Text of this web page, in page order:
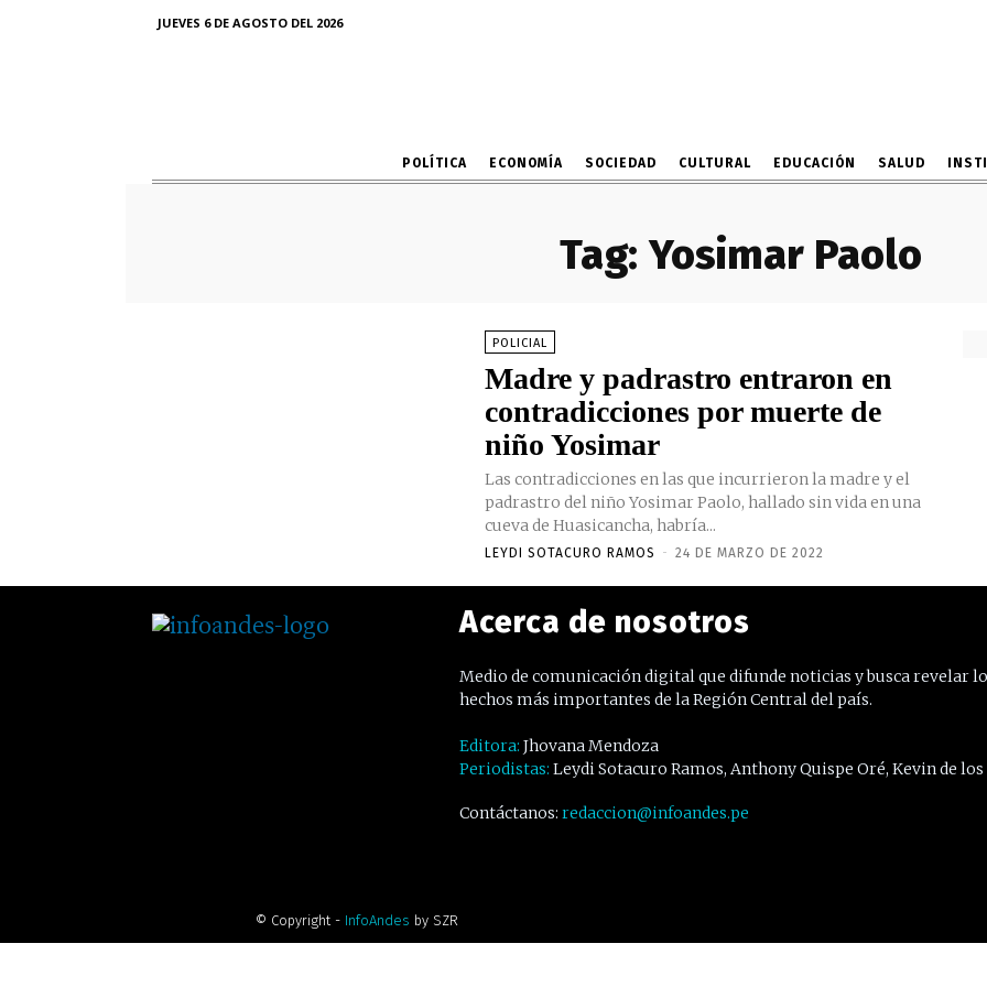
JUEVES 6 DE AGOSTO DEL 2026
POLÍTICA ECONOMÍA SOCIEDAD CULTURAL EDUCACIÓN SALUD
Tag: Yosimar Paolo
POLICIAL
Madre y padrastro entraron en
contradicciones por muerte de
niño Yosimar
Las contradicciones en las que incurrieron la madre y el
padrastro del niño Yosimar Paolo, hallado sin vida en una
cueva de Huasicancha, habría...
LEYDI SOTACURO RAMOS - 24 DE MARZO DE 2022
Acerca de nosotros
Medio de comunicación digital que difunde noticias y busca revelar
hechos más importantes de la Región Central del país.
Editora: Jhovana Mendoza
Periodistas: Leydi Sotacuro Ramos, Anthony Quispe Oré, Kevin de los
Contáctanos: redaccion@infoandes.pe
© Copyright - InfoAndes by SZR